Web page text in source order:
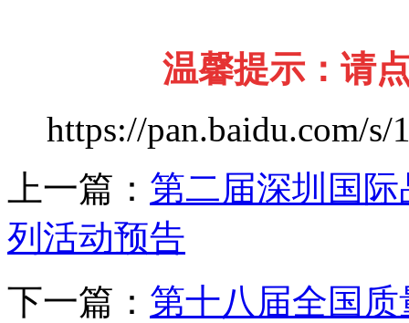
温馨提示：请
https://pan.baidu.com/
上一篇： 第二届深圳国
列活动预告
下一篇： 第十八届全国